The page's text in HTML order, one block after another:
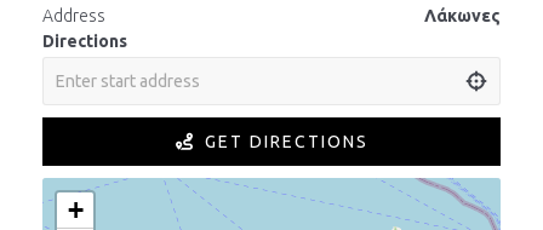
Address
Λάκωνες
Directions
GET DIRECTIONS
+